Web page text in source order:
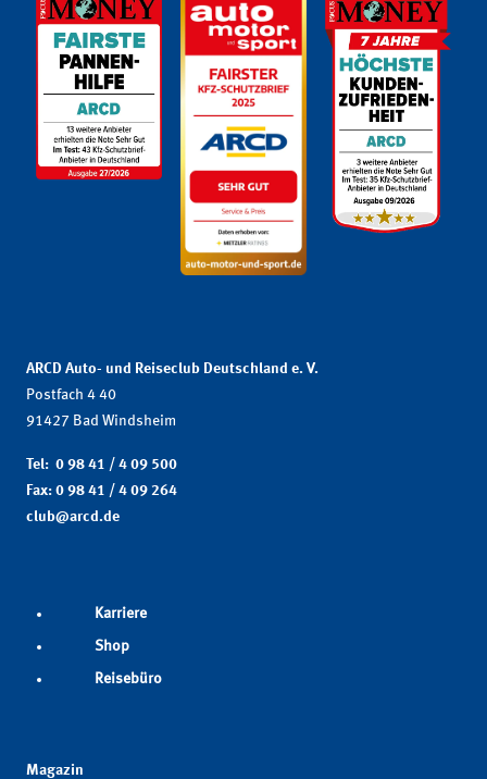
ARCD Auto- und Reiseclub Deutschland e. V.
Postfach 4 40
91427 Bad Windsheim
Tel: 0 98 41 / 4 09 500
Fax: 0 98 41 / 4 09 264
club@arcd.de
Karriere
Shop
Reisebüro
Magazin